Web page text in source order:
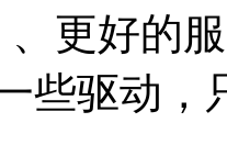
更好的
些驱动，